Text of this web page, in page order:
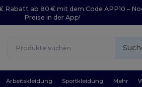
Rabatt ab 80 € mit dem Code APP10 –
Preise in der App!
Arbeitskleidung Sportkleidung Mehr